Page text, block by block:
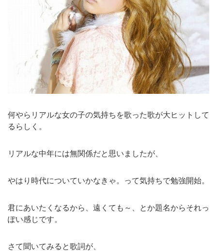
何やらリアルな女の子の気持ちを歌った歌が大ヒットして
るらしく。
リアルな中年には無関係だと思いましたが、
やはり時代についていかなきゃ。って気持ちで勉強開始。
君にあいたくなるから、遠くても～、とか題名からそれっ
ぽい感じです。
さて聞いてみると歌詞が、